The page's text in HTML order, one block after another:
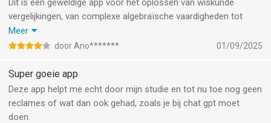
Guiding Tech, The Verge, TechCrunch en meer.
Suggesties, opmerkingen of vragen? E-mail ons op
Volg ons!
Facebook: facebook.com/Photomathapp
Twitter: @Photomath
Dit is een geweldige app voor het oplossen van wiskunde
vergelijkingen, van complexe algebraïsche vaardigheden tot
wiskunde A onderwerpen.
Het enige dat jammer is, is dat deze app geen uitleg geeft over
Voor de rest een geweldige app!
Meer
door Ano******* 01/09/2025
Super goeie app
Deze app helpt me echt door mijn studie en tot nu toe nog geen
reclames of wat dan ook gehad, zoals je bij chat gpt moet
doen.